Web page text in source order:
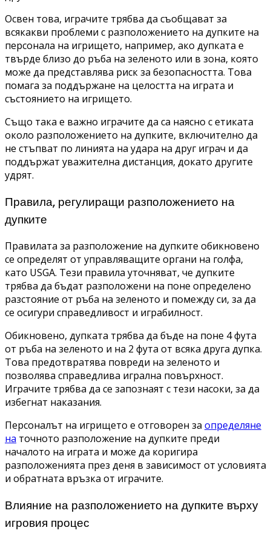
Освен това, играчите трябва да съобщават за
всякакви проблеми с разположението на дупките на
персонала на игрището, например, ако дупката е
твърде близо до ръба на зеленото или в зона, която
може да представлява риск за безопасността. Това
помага за поддържане на целостта на играта и
състоянието на игрището.
Също така е важно играчите да са наясно с етиката
около разположението на дупките, включително да
не стъпват по линията на удара на друг играч и да
поддържат уважителна дистанция, докато другите
удрят.
Правила, регулиращи разположението на
дупките
Правилата за разположение на дупките обикновено
се определят от управляващите органи на голфа,
като USGA. Тези правила уточняват, че дупките
трябва да бъдат разположени на поне определено
разстояние от ръба на зеленото и помежду си, за да
се осигури справедливост и играбилност.
Обикновено, дупката трябва да бъде на поне 4 фута
от ръба на зеленото и на 2 фута от всяка друга дупка.
Това предотвратява повреди на зеленото и
позволява справедлива игрална повърхност.
Играчите трябва да се запознаят с тези насоки, за да
избегнат наказания.
Персоналът на игрището е отговорен за определяне
на точното разположение на дупките преди
началото на играта и може да коригира
разположенията през деня в зависимост от условията
и обратната връзка от играчите.
Влияние на разположението на дупките върху
игровия процес